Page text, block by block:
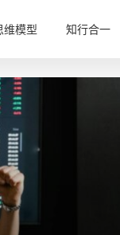
维模型 知行合一